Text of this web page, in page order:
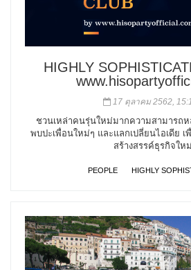
HIGHLY
17 ตุลาคม 2562,
ชวนเหล่าคนรุ่นใหม่มากความสามารถ
พบปะเพื่อนใหม่ๆ และแลกเปลี่ยนไอเดีย เ
สร้างสรรค์ธุรกิจให
PEOPLE HIGHLY